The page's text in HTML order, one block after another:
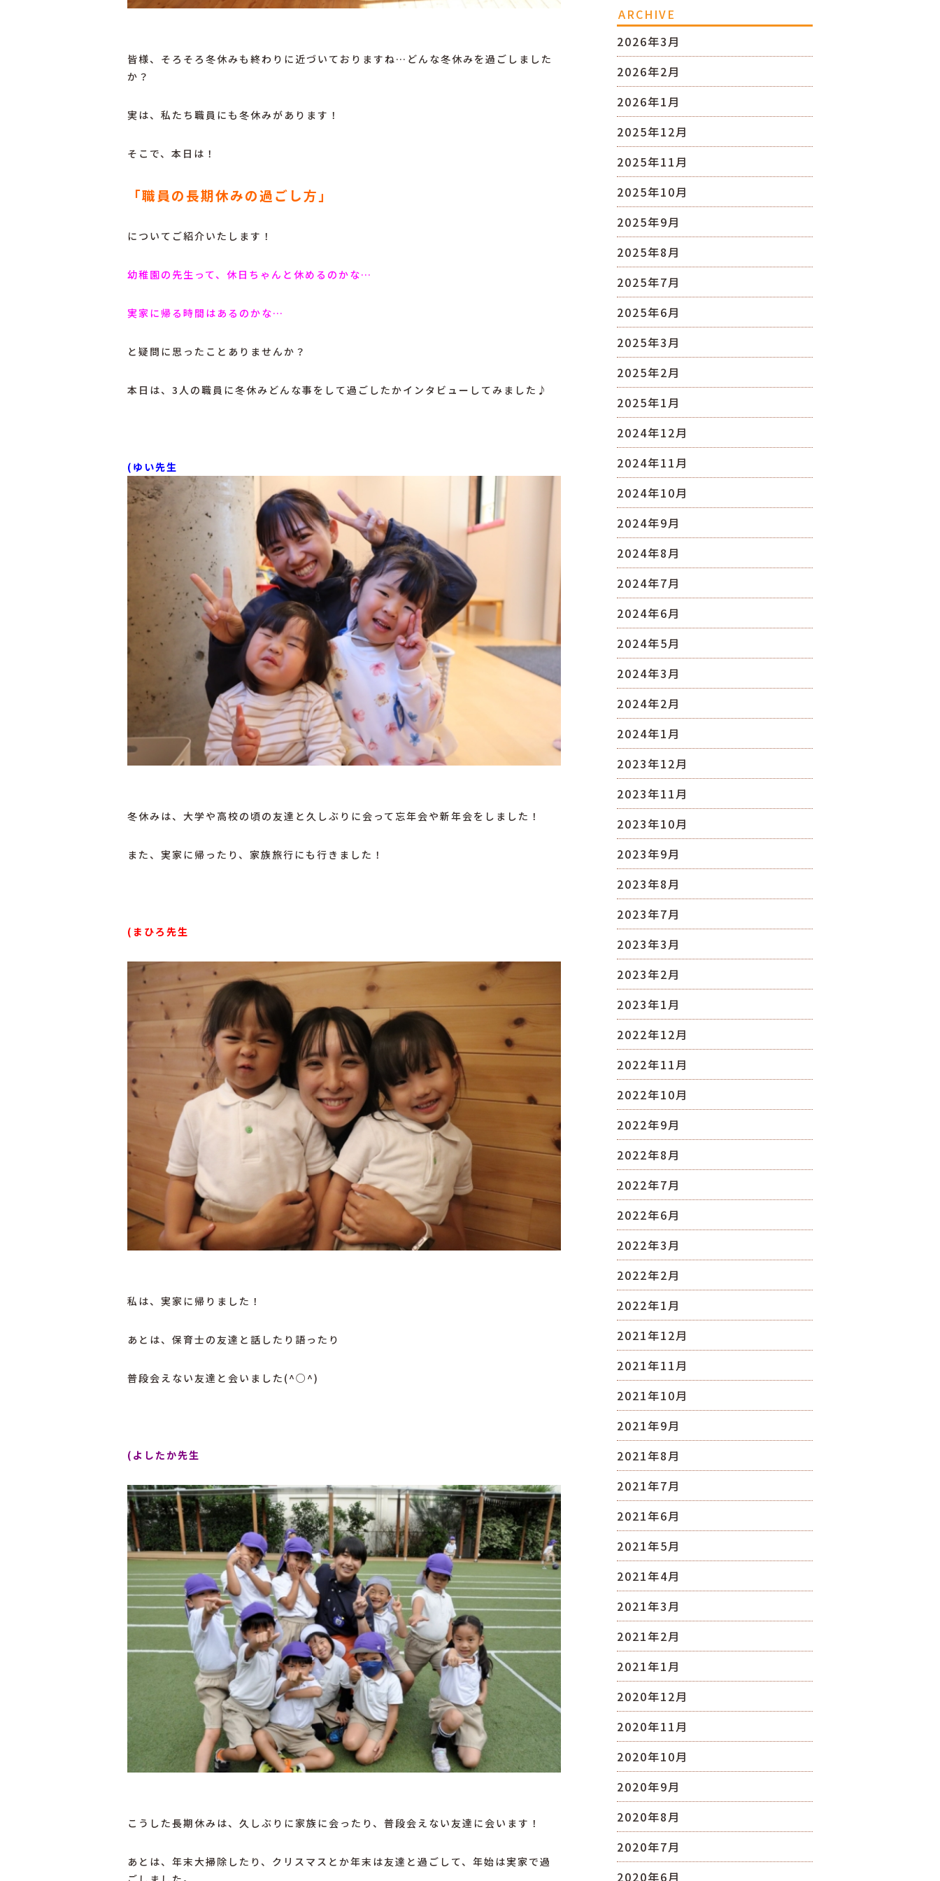
皆様、そろそろ冬休みも終わりに近づいておりますね…どんな冬休みを過ごしました
か？
実は、私たち職員にも冬休みがあります！
そこで、本日は！
「職員の長期休みの過ごし方」
についてご紹介いたします！
幼稚園の先生って、休日ちゃんと休めるのかな…
実家に帰る時間はあるのかな…
と疑問に思ったことありませんか？
本日は、3人の職員に冬休みどんな事をして過ごしたかインタビューしてみました♪
(ゆい先生
冬休みは、大学や高校の頃の友達と 久しぶりに会って忘年会や新年会をしました！
また、実家に帰ったり、家族旅行にも行きました！
(まひろ先生
私は、実家に帰りました！
あとは、 保育士の友達と話したり語ったり
普段会えない友達と会いました(^○^)
(よしたか先生
こうした長期休みは、 久しぶりに家族に会ったり、 普段会えない友達に会います！
あとは、年末大掃除したり、 クリスマスとか年末は友達と過ごして、 年始は実家で過
ARCHIVE
2026年3月
2026年2月
2026年1月
2025年12月
2025年11月
2025年10月
2025年9月
2025年8月
2025年7月
2025年6月
2025年3月
2025年2月
2025年1月
2024年12月
2024年11月
2024年10月
2024年9月
2024年8月
2024年7月
2024年6月
2024年5月
2024年3月
2024年2月
2024年1月
2023年12月
2023年11月
2023年10月
2023年9月
2023年8月
2023年7月
2023年3月
2023年2月
2023年1月
2022年12月
2022年11月
2022年10月
2022年9月
2022年8月
2022年7月
2022年6月
2022年3月
2022年2月
2022年1月
2021年12月
2021年11月
2021年10月
2021年9月
2021年8月
2021年7月
2021年6月
2021年5月
2021年4月
2021年3月
2021年2月
2021年1月
2020年12月
2020年11月
2020年10月
2020年9月
2020年8月
2020年7月
2020年6月